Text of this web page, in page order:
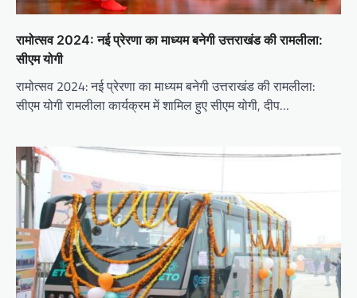
रामोत्सव 2024: नई प्रेरणा का माध्यम बनेगी उत्तराखंड की रामलीला:
सीएम योगी
रामोत्सव 2024: नई प्रेरणा का माध्यम बनेगी उत्तराखंड की रामलीला:
सीएम योगी रामलीला कार्यक्रम में शामिल हुए सीएम योगी, दीप…